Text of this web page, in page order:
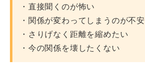
・直接聞くのが怖い
・関係が変わってしまうのが不安
・さりげなく距離を縮めたい
・今の関係を壊したくない